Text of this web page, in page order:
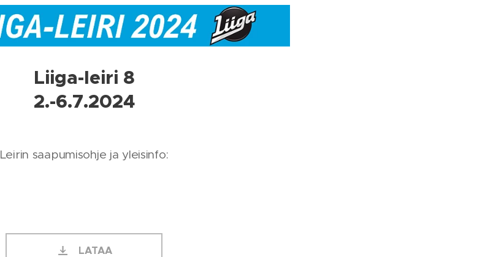
Liiga-leiri 8
2.-6.7.2024
Leirin saapumisohje ja yleisinfo:
LATAA